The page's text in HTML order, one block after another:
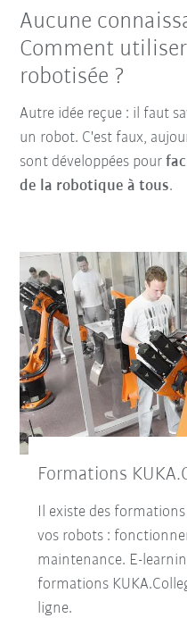
Aucune
Comment
robotisée ?
Autre idée reçue : il faut
un robot. C'est faux,
sont développées pour
de la robotique à tous.
Formations
Il existe des
vos robots :
maintenance. E-
formations
ligne.